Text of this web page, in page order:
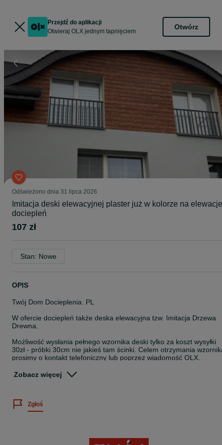
Przejdź do aplikacji
Otwieraj OLX jednym tapnięciem
Otwórz
Odświeżono dnia 31 lipca 2026
Imitacja deski elewacyjnej plaster już w kolorze na elewacje
dociepleń
107 zł
Stan: Nowe
OPIS
Twój Dom Docieplenia. PL
W ofercie dociepleń także deska elewacyjna tzw. Imitacja Drzewa
Drewna.
Możliwość wysłania pełnego wzornika deski tylko za koszt wysyłki
30zł - próbki 30cm nie jakieś tam ścinki. Celem otrzymania
prosimy o kontakt telefoniczny lub poprzez wiadomość OLX.
Piękna jak prawdziwe drzewo sęki bardzo autentyczne długość
ogłoszeniach to
Zobacz więcej
Zgłoś